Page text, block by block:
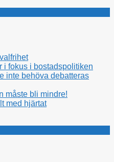
i fokus i bostadspolitiken
inte behöva debatteras
måste bli mindre!
med hjärtat